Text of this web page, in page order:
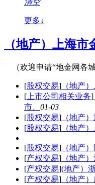
更多↓
（地产）上海
（欢迎申请“地金网各
[股权交易] （地产
[ 上市公司相关业务]
市、 01-03
[股权交易] （地产
[股权交易] （地产
[股权交易] （地产
[产权交易] （地产
[产权交易](地产）
[产权交易] （地产